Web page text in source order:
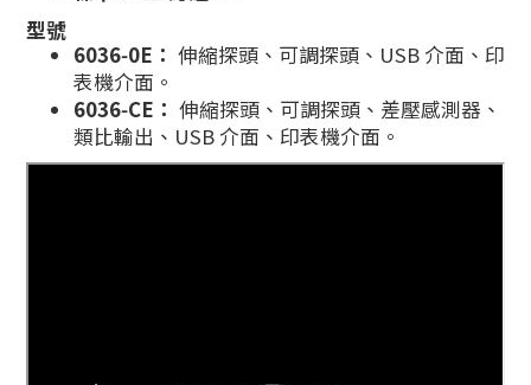
型號
6036‑0E： 伸縮探頭、可調探頭、USB 介面、印
表機介面。
6036‑CE： 伸縮探頭、可調探頭、差壓感測器、
類比輸出、USB 介面、印表機介面。